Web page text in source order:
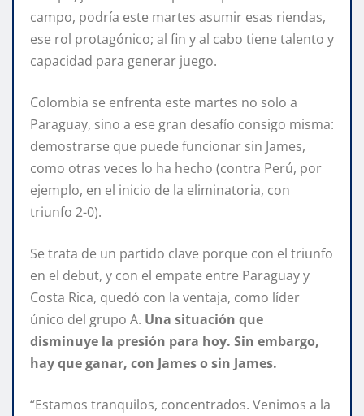
campo, podría este martes asumir esas riendas,
ese rol protagónico; al fin y al cabo tiene talento y
capacidad para generar juego.
Colombia se enfrenta este martes no solo a
Paraguay, sino a ese gran desafío consigo misma:
demostrarse que puede funcionar sin James,
como otras veces lo ha hecho (contra Perú, por
ejemplo, en el inicio de la eliminatoria, con
triunfo 2-0).
Se trata de un partido clave porque con el triunfo
en el debut, y con el empate entre Paraguay y
Costa Rica, quedó con la ventaja, como líder
único del grupo A. Una situación que
disminuye la presión para hoy. Sin embargo,
hay que ganar, con James o sin James.
“Estamos tranquilos, concentrados. Venimos a la